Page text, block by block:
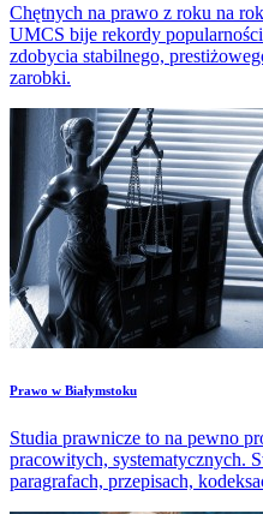
Chętnych na prawo z roku na
UMCS bije rekordy
zdobycia stabilnego,
zarobki.
​Prawo w Białymstoku
Studia prawnicze to na pewno
pracowitych, systematycznych.
paragrafach, przepisach,